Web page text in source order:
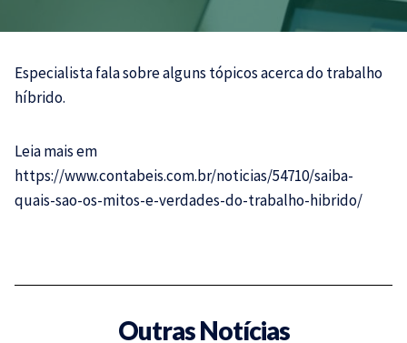
Especialista fala sobre alguns tópicos acerca do trabalho
híbrido.
Leia mais em
https://www.contabeis.com.br/noticias/54710/saiba-
quais-sao-os-mitos-e-verdades-do-trabalho-hibrido/
Outras Notícias